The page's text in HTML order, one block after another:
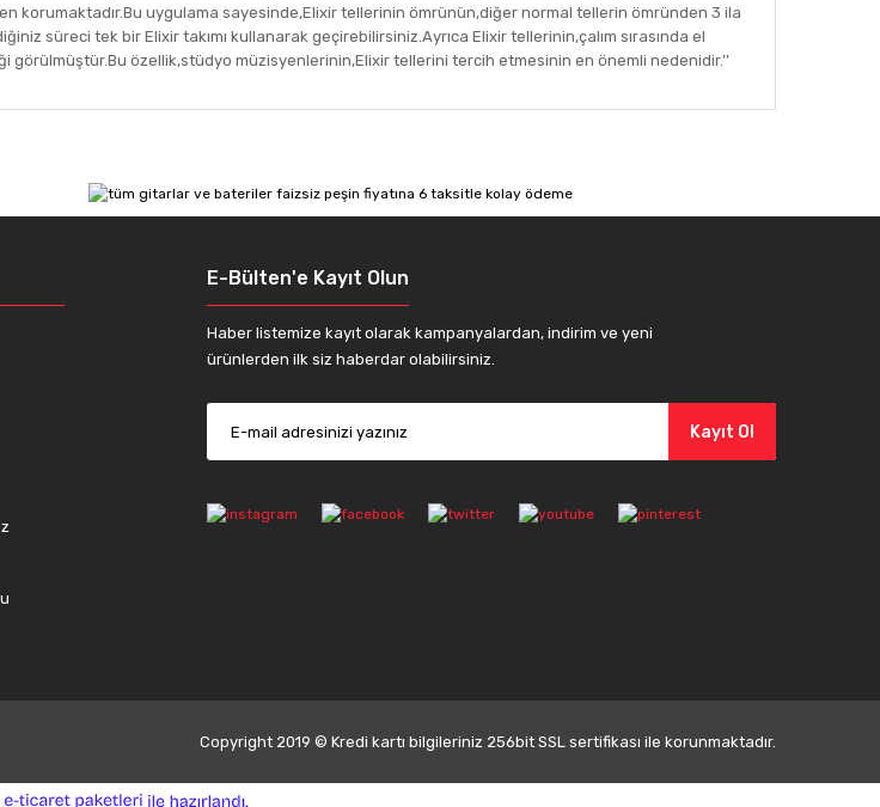
uygulama sayesinde,Elixir tellerinin ömrünün,diğer normal tellerin ömründen 3 ila
süreci tek bir Elixir takımı kullanarak geçirebilirsiniz.Ayrıca Elixir tellerinin,çalım sırasında el
özellik,stüdyo müzisyenlerinin,Elixir tellerini tercih etmesinin en önemli nedenidir.’’
Yorum Yaz
E-Bülten'e Kayıt Olun
Haber listemize kayıt olarak kampanyalardan, indirim ve yeni
ürünlerden ilk siz haberdar olabilirsiniz.
Kayıt Ol
Copyright 2019 © Kredi kartı bilgileriniz 256bit SSL sertifikası ile korunmaktadır.
ideasoft e-